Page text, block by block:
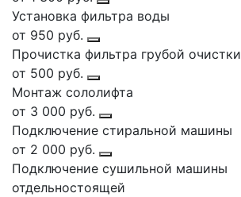
Установка фильтра воды
от 950 руб.
Прочистка фильтра грубой очистки
от 500 руб.
Монтаж сололифта
от 3 000 руб.
Подключение стиральной машины
от 2 000 руб.
Подключение сушильной машины
отдельностоящей